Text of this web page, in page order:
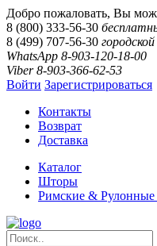
Добро пожаловать, Вы
8 (800) 333-56-30
8 (499) 707-56-30
WhatsApp 8-903-120-18-00
Viber 8-903-366-62-53
Войти Зарегистрироваться
Контакты
Возврат
Доставка
Каталог
Шторы
Римские &